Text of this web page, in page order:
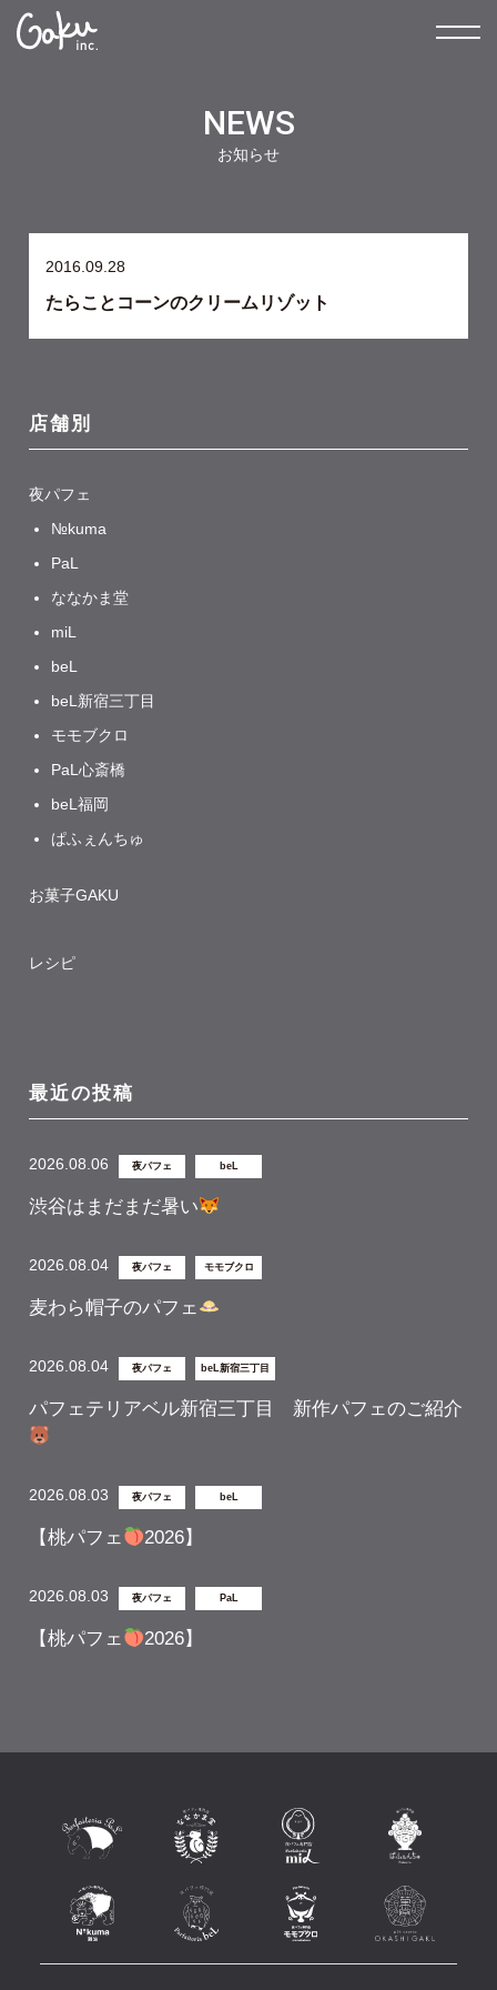
NEWS
お知らせ
2016.09.28
たらことコーンのクリームリゾット
店舗別
夜パフェ
№kuma
PaL
ななかま堂
miL
beL
beL新宿三丁目
モモブクロ
PaL心斎橋
beL福岡
ぱふぇんちゅ
お菓子GAKU
レシピ
最近の投稿
2026.08.06 夜パフェ beL
渋谷はまだまだ暑い
2026.08.04 夜パフェ モモブクロ
麦わら帽子のパフェ
2026.08.04 夜パフェ beL新宿三丁目
パフェテリアベル新宿三丁目 新作パフェのご紹介
2026.08.03 夜パフェ beL
【桃パフェ 2026】
2026.08.03 夜パフェ PaL
【桃パフェ 2026】